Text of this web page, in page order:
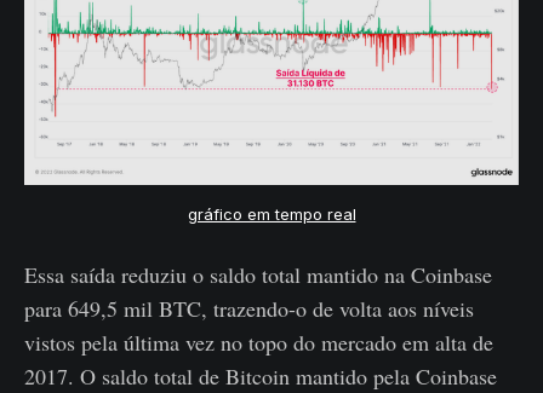
gráfico em tempo real
Essa saída reduziu o saldo total mantido na Coinbase
para 649,5 mil BTC, trazendo-o de volta aos níveis
vistos pela última vez no topo do mercado em alta de
2017. O saldo total de Bitcoin mantido pela Coinbase